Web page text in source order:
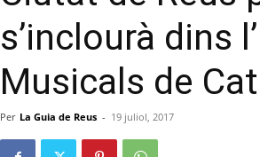
s’inclourà dins
Musicals de
Per La Guia de Reus - 19 juliol, 2017